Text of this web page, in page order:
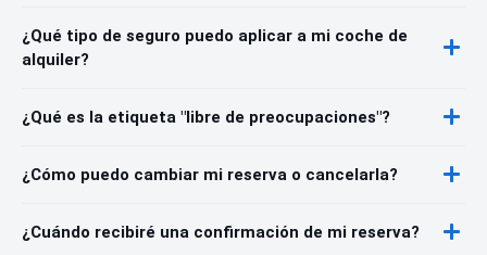
¿Qué tipo de seguro puedo aplicar a mi coche de
alquiler?
¿Qué es la etiqueta "libre de preocupaciones"?
¿Cómo puedo cambiar mi reserva o cancelarla?
¿Cuándo recibiré una confirmación de mi reserva?